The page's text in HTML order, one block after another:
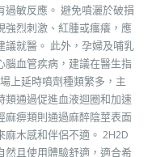
敏反應。 避免噴灑於破損
強烈刺激、紅腫或瘙癢，應
議就醫。 此外，孕婦及哺乳
腦血管疾病，建議在醫生指
上延時噴劑種類繁多，主
類通過促進血液迴圈和加速
麻痹類則通過麻醉陰莖表面
木感和伴侶不適。 2H2D
然且使用體驗舒適，適合希